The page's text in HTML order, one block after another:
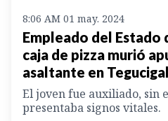
8:06 AM 01 may. 2024
Empleado del Estado
caja de pizza murió
asaltante en
El joven fue auxiliado, sin
presentaba signos vitales.